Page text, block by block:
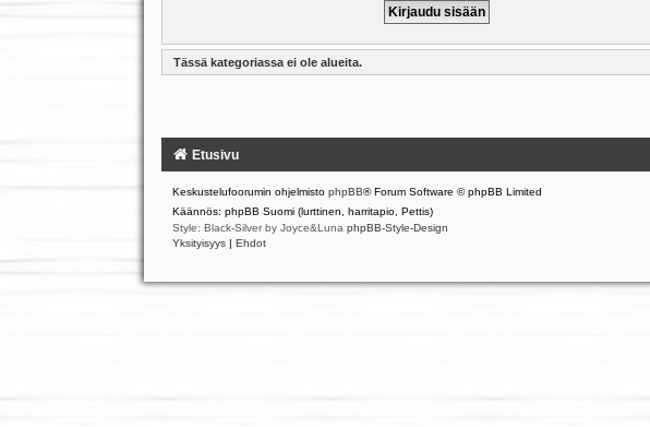
Tässä kategoriassa ei ole alueita.
Etusivu
Keskustelufoorumin ohjelmisto phpBB® Forum Software © phpBB Limited
Käännös: phpBB Suomi (lurttinen, harritapio, Pettis)
Style: Black-Silver by Joyce&Luna phpBB-Style-Design
Yksityisyys | Ehdot